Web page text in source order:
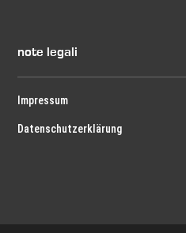
note legali
Impressum
Datenschutzerklärung